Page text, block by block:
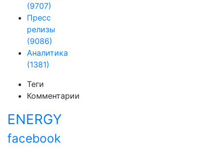
(9707)
Пресс
релизы
(9086)
Аналитика
(1381)
Теги
Комментарии
ENERGY
facebook